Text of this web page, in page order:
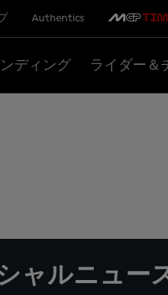
Authentics
ディング ライダー＆
ャルニュー